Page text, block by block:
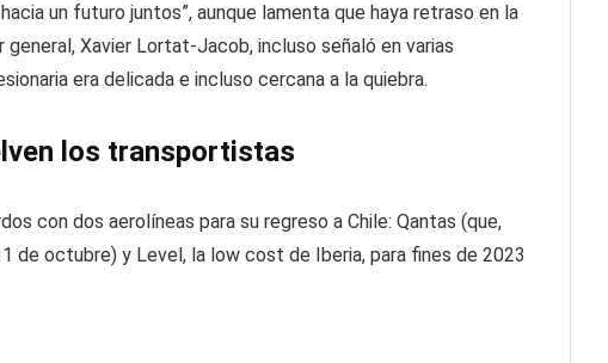
un futuro juntos”, aunque lamenta que haya retraso en la
Xavier Lortat-Jacob, incluso señaló en varias
era delicada e incluso cercana a la quiebra.
los transportistas
con dos aerolíneas para su regreso a Chile: Qantas (que,
de octubre) y Level, la low cost de Iberia, para fines de 2023